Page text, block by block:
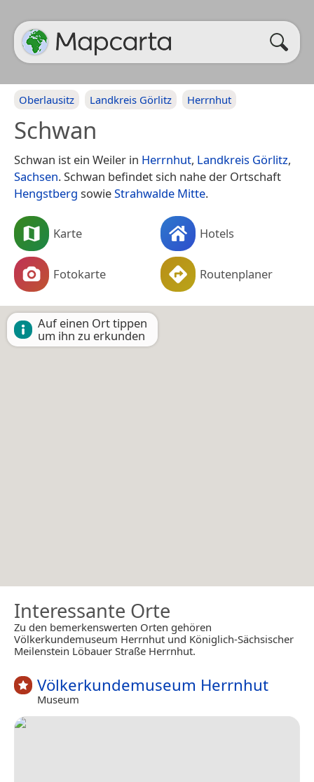
Oberlausitz Landkreis Görlitz Herrnhut
Schwan
Schwan ist ein Weiler in Herrnhut, Landkreis Görlitz,
Sachsen. Schwan befindet sich nahe der Ortschaft
Hengstberg sowieStrahwalde Mitte.
Karte Hotels
Fotokarte Routenplaner
Auf einen Ort tippen
um ihn zu erkunden
Interessante Orte
Zu den bemerkenswerten Orten gehören
Völkerkundemuseum Herrnhut und Königlich-Sächsischer
Meilenstein Löbauer Straße Herrnhut.
Völkerkundemuseum Herrnhut
Museum